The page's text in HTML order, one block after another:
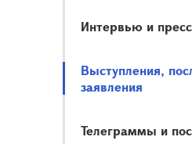
Интервью и
Выступления,
заявления
Телеграммы и